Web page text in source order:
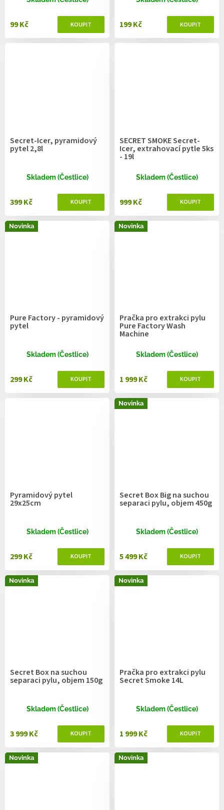
99 Kč 199 Kč
Secret-Icer, pyramidový
pytel 2,8l
Skladem (Čestlice)
399 Kč
SECRET SMOKE Secret-
Icer, extrahovací pytle 5ks
- 19l
Skladem (Čestlice)
999 Kč
Novinka
Pure Factory - pyramidový
pytel
Skladem (Čestlice)
299 Kč
Novinka
Pračka pro extrakci pylu
Pure Factory Wash
Machine
Skladem (Čestlice)
1 999 Kč
Pyramidový pytel
29x25cm
Skladem (Čestlice)
299 Kč
Novinka
Secret Box Big na suchou
separaci pylu, objem 450g
Skladem (Čestlice)
5 499 Kč
Novinka
Secret Box na suchou
separaci pylu, objem 150g
Skladem (Čestlice)
3 999 Kč
Novinka
Pračka pro extrakci pylu
Secret Smoke 14L
Skladem (Čestlice)
1 999 Kč
Novinka Novinka